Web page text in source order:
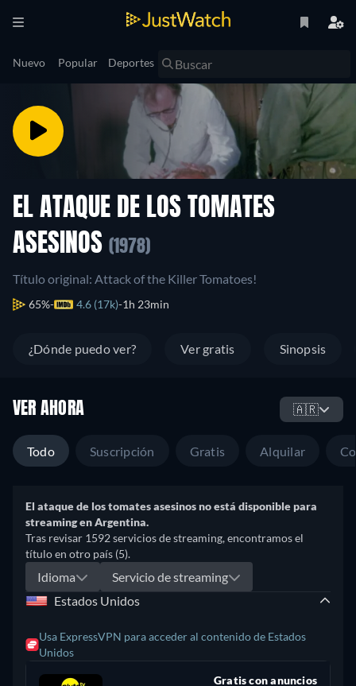
Nuevo Popular Deportes
EL ATAQUE DE LOS TOMATES
ASESINOS (1978)
Título original: Attack of the Killer Tomatoes!
65% 4.6 (17k) 1h 23min
¿Dónde puedo ver? Ver gratis Sinopsis
VER AHORA 🇦🇷
Todo Suscripción Gratis Alquilar
El ataque de los tomates asesinos no está disponible para
streaming en Argentina.
Tras revisar 1592 servicios de streaming, encontramos el
título en otro país (5).
Idioma
Servicio de streaming
Estados Unidos
Usa ExpressVPN para acceder al contenido de Estados
Unidos
Gratis con anuncios